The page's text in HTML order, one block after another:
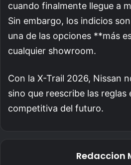
cuando finalmente llegue a
Sin embargo, los indicios
una de las opciones **más
cualquier showroom.
Con la X-Trail 2026, Nissan
sino que reescribe las reglas
competitiva del futuro.
Redaccion